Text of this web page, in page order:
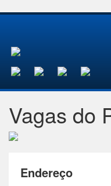
Vagas do
Endereço